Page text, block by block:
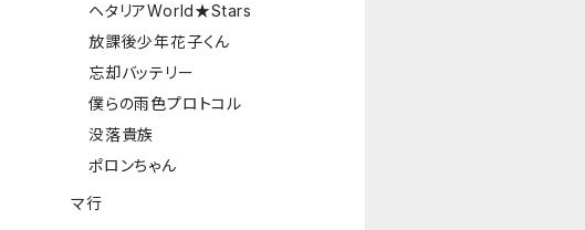
ヘタリアWorld★Stars
放課後少年花子くん
忘却バッテリー
僕らの雨色プロトコル
没落貴族
ポロンちゃん
マ行